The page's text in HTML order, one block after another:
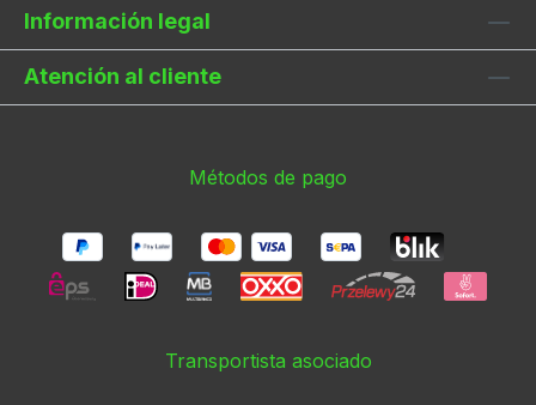
Información legal
Atención al cliente
Métodos de pago
Transportista asociado